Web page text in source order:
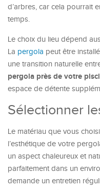
d’arbres, car cela pourrait
temps.
Le choix du lieu dépend
La pergola peut être
une transition naturelle
pergola près de votre
espace de détente
Sélectionner
Le matériau que vous
l’esthétique de votre
un aspect chaleureux et
parfaitement dans un
demande un entretien